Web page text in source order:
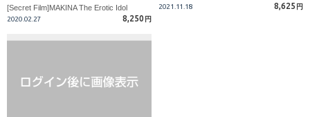
[Secret Film]MAKINA The Erotic Idol
2020.02.27 8,250 円
2021.11.18 8,625 円